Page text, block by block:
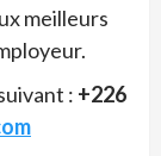
meilleurs
: +226